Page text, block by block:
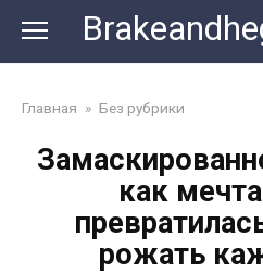
content
Главная » Без рубрики
как
рожать